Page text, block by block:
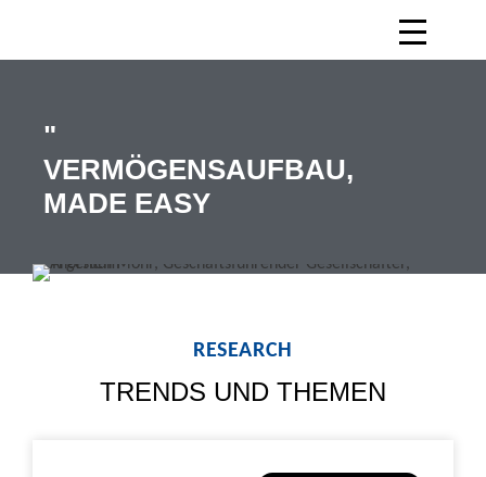
"
VERMÖGENSAUFBAU,
MADE EASY
RESEARCH
TRENDS UND THEMEN